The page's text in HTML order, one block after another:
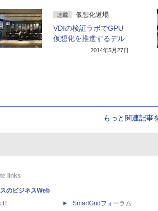
連載 仮想化道場
VDIの検証ラボでGPU
仮想化を推進するデル
2014年5月27日
もっと関連記事
links
のビジネスWeb
IT
SmartGridフォーラム